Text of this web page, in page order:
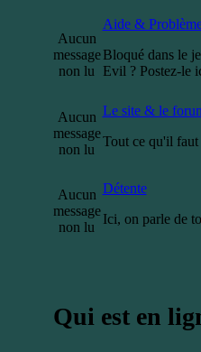
Aucun
message
non lu
Aide &
Bloqué dans le
Evil ? Postez-le
Aucun
message
non lu
Le site & le
Tout ce qu'il
Aucun
message
non lu
Détente
Ici, on parle de
Qui est en